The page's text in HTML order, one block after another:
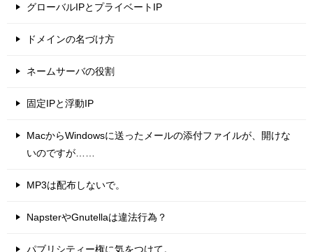
グローバルIPとプライベートIP
ドメインの名づけ方
ネームサーバの役割
固定IPと浮動IP
MacからWindowsに送ったメールの添付ファイルが、開けな
いのですが……
MP3は配布しないで。
NapsterやGnutellaは違法行為？
パブリシティー権に気をつけて。